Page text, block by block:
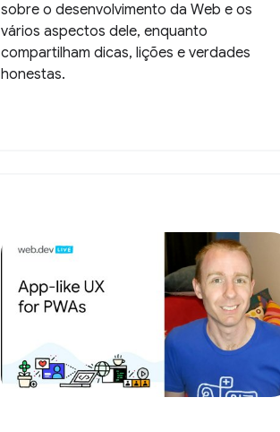
sobre o desenvolvimento da Web e os
vários aspectos dele, enquanto
compartilham dicas, lições e verdades
honestas.